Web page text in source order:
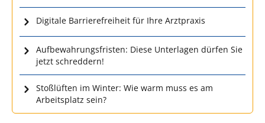
Digitale Barrierefreiheit für Ihre Arztpraxis
Aufbewahrungsfristen: Diese Unterlagen dürfen Sie
jetzt schreddern!
Stoßlüften im Winter: Wie warm muss es am
Arbeitsplatz sein?